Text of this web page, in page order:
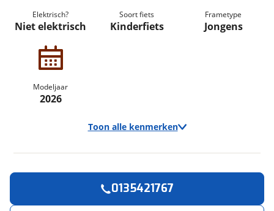
Elektrisch?
Niet elektrisch
Soort fiets
Kinderfiets
Frametype
Jongens
Modeljaar
2026
Toon alle kenmerken
0135421767
nu!